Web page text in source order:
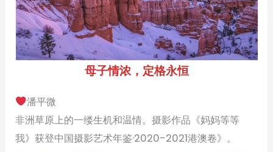
母子情浓，定格永恒
潘平微
非洲草原上的一缕生机和温情。摄影作品《妈妈等等
我》获登中国摄影艺术年鉴·2020-2021港澳卷》。